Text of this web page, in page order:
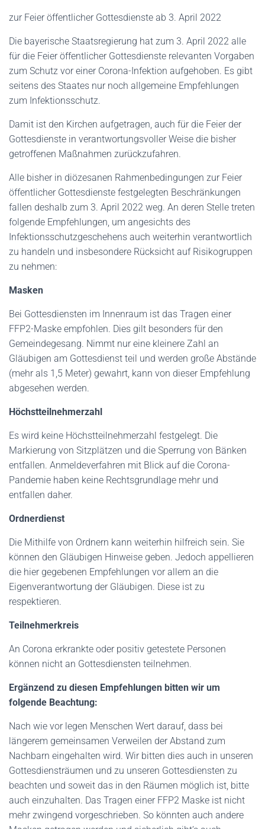
zur Feier öffentlicher Gottesdienste ab 3. April 2022
Die bayerische Staatsregierung hat zum 3. April 2022 alle
für die Feier öffentlicher Gottesdienste relevanten Vorgaben
zum Schutz vor einer Corona-Infektion aufgehoben. Es gibt
seitens des Staates nur noch allgemeine Empfehlungen
zum Infektionsschutz.
Damit ist den Kirchen aufgetragen, auch für die Feier der
Gottesdienste in verantwortungsvoller Weise die bisher
getroffenen Maßnahmen zurückzufahren.
Alle bisher in diözesanen Rahmenbedingungen zur Feier
öffentlicher Gottesdienste festgelegten Beschränkungen
fallen deshalb zum 3. April 2022 weg. An deren Stelle treten
folgende Empfehlungen, um angesichts des
Infektionsschutzgeschehens auch weiterhin verantwortlich
zu handeln und insbesondere Rücksicht auf Risikogruppen
zu nehmen:
Masken
Bei Gottesdiensten im Innenraum ist das Tragen einer
FFP2-Maske empfohlen. Dies gilt besonders für den
Gemeindegesang. Nimmt nur eine kleinere Zahl an
Gläubigen am Gottesdienst teil und werden große Abstände
(mehr als 1,5 Meter) gewahrt, kann von dieser Empfehlung
abgesehen werden.
Höchstteilnehmerzahl
Es wird keine Höchstteilnehmerzahl festgelegt. Die
Markierung von Sitzplätzen und die Sperrung von Bänken
entfallen. Anmeldeverfahren mit Blick auf die Corona-
Pandemie haben keine Rechtsgrundlage mehr und
entfallen daher.
Ordnerdienst
Die Mithilfe von Ordnern kann weiterhin hilfreich sein. Sie
können den Gläubigen Hinweise geben. Jedoch appellieren
die hier gegebenen Empfehlungen vor allem an die
Eigenverantwortung der Gläubigen. Diese ist zu
respektieren.
Teilnehmerkreis
An Corona erkrankte oder positiv getestete Personen
können nicht an Gottesdiensten teilnehmen.
Ergänzend zu diesen Empfehlungen bitten wir um
folgende Beachtung:
Nach wie vor legen Menschen Wert darauf, dass bei
längerem gemeinsamen Verweilen der Abstand zum
Nachbarn eingehalten wird. Wir bitten dies auch in unseren
Gottesdiensträumen und zu unseren Gottesdiensten zu
beachten und soweit das in den Räumen möglich ist, bitte
auch einzuhalten. Das Tragen einer FFP2 Maske ist nicht
mehr zwingend vorgeschrieben. So könnten auch andere